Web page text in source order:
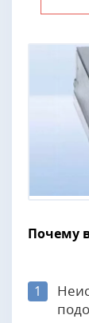
Почему
1